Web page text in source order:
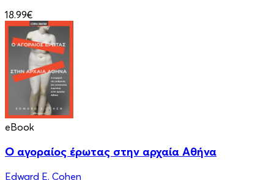
18.99€
eBook
Ο αγοραίος έρωτας στην αρχαία Αθήνα
Edward E. Cohen